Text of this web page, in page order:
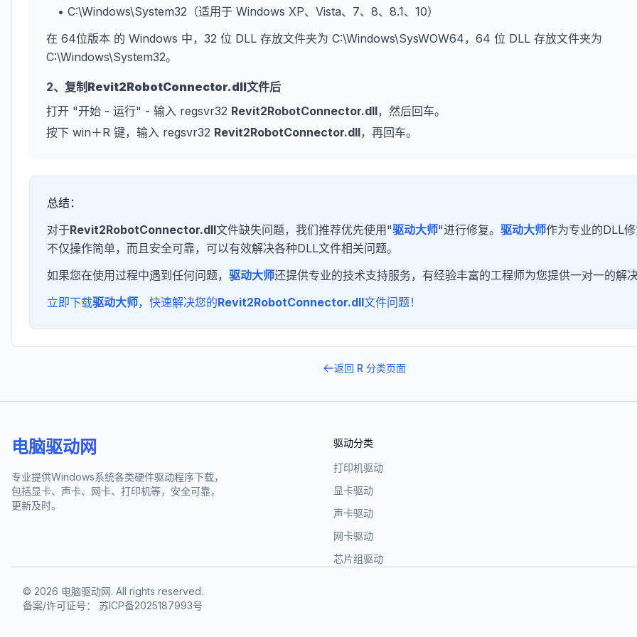
• C:\Windows\System32（适用于 Windows XP、Vista、7、8、8.1、10）
在 64位版本 的 Windows 中，32 位 DLL 存放文件夹为 C:\Windows\SysWOW64，64 位 DLL 存放文件夹为
C:\Windows\System32。
2、复制 Revit2RobotConnector.dll文件后
打开 "开始 - 运行" - 输入 regsvr32 Revit2RobotConnector.dll，然后回车。
按下 win＋R 键，输入 regsvr32 Revit2RobotConnector.dll，再回车。
总结：
对于Revit2RobotConnector.dll文件缺失问题，我们推荐优先使用"驱动大师"进行修复。 驱动大师作为专业的DLL修
不仅操作简单，而且安全可靠，可以有效解决各种DLL文件相关问题。
如果您在使用过程中遇到任何问题， 驱动大师还提供专业的技术支持服务，有经验丰富的工程师为您提供一对一的解决
立即下载驱动大师，快速解决您的Revit2RobotConnector.dll文件问题！
返回 R 分类页面
电脑驱动网
专业提供Windows系统各类硬件驱动程序下载，
包括显卡、声卡、网卡、打印机等，安全可靠，
更新及时。
驱动分类
打印机驱动
显卡驱动
声卡驱动
网卡驱动
芯片组驱动
© 2026 电脑驱动网. All rights reserved.
备案/许可证号：
苏ICP备2025187993号